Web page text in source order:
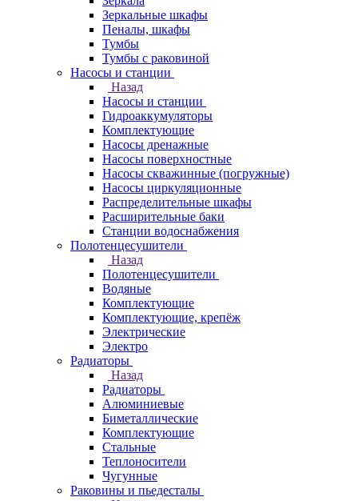
Зеркальные шкафы
Пеналы, шкафы
Тумбы
Тумбы с раковиной
Насосы и станции
Назад
Насосы и станции
Гидроаккумуляторы
Комплектующие
Насосы дренажные
Насосы поверхностные
Насосы скважинные (погружные)
Насосы циркуляционные
Распределительные шкафы
Расширительные баки
Станции водоснабжения
Полотенцесушители
Назад
Полотенцесушители
Водяные
Комплектующие
Комплектующие, крепёж
Электрические
Электро
Радиаторы
Назад
Радиаторы
Алюминиевые
Биметаллические
Комплектующие
Стальные
Теплоносители
Чугунные
Раковины и пьедесталы